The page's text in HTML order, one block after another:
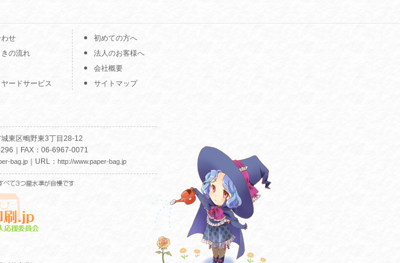
せ
の流れ
ードサービス
初めての方へ
法人のお客様へ
会社概要
サイトマップ
東区鴫野東3丁目28-12
｜FAX：06-6967-0071
bag.jp ｜URL： http://www.paper-bag.jp